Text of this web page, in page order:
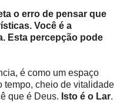
o erro de pensar que
Você é a
Esta percepção pode
é como um espaço
tempo, cheio de vitalidade
que é Deus. Isto é o Lar.